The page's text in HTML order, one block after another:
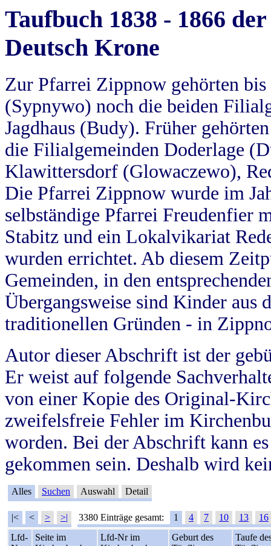
Taufbuch 1838 - 1866
Deutsch Krone
Zur Pfarrei Zippnow gehörten
(Sypnywo) noch die beiden
Jagdhaus (Budy). Früher
die Filialgemeinden Doderlage
Klawittersdorf (Glowaczewo),
Die Pfarrei Zippnow wurde im
selbständige Pfarrei Freudenfier
Stabitz und ein Lokalvikariat
wurden errichtet. Ab diesem
Gemeinden, in den
Übergangsweise sind Kinder aus
traditionellen Gründen - in
Autor dieser Abschrift ist der
Er weist auf folgende
von einer Kopie des Original-
zweifelsfreie Fehler im
worden. Bei der Abschrift kann
gekommen sein. Deshalb wird
Alles Suchen Auswahl Detail
|< < > >| 3380 Einträge gesamt: 1 4 7 10 13
16
Lfd-
Seite im
Lfd-Nr im
Geburt des
Taufe